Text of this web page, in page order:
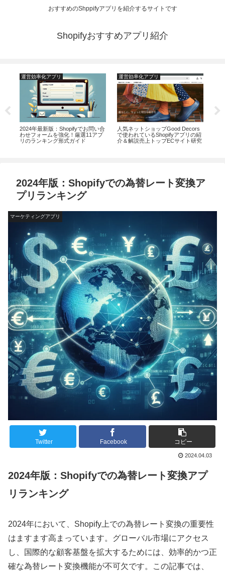
おすすめのShppifyアプリを紹介するサイトです
Shopifyおすすめアプリ紹介
運営効率化アプリ
2024年最新版：Shopifyでお問い合
わせフォームを強化！厳選11アプ
リのランキング形式ガイド
運営効率化アプリ
人気ネットショップGood Decors
で使われているShopifyアプリの紹
介＆解説売上トップECサイト研究
2024年版：Shopifyでの為替レート変換ア
プリランキング
マーケティングアプリ
Twitter Facebook コピー
2024.04.03
2024年版：Shopifyでの為替レート変換アプ
リランキング
2024年において、Shopify上での為替レート変換の重要性
はますます高まっています。グローバル市場にアクセス
し、国際的な顧客基盤を拡大するためには、効率的かつ正
確な為替レート変換機能が不可欠です。この記事では、